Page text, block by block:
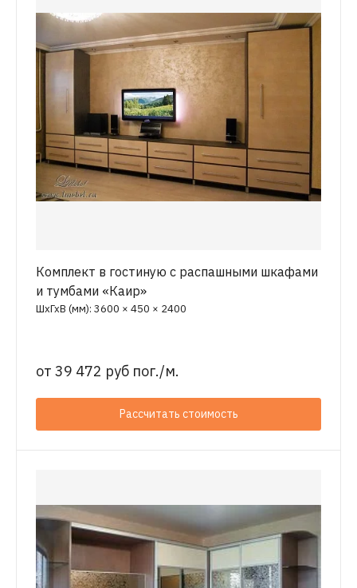
Комплект в гостиную с распашными шкафами
и тумбами «Каир»
ШхГхВ (мм): 3600 × 450 × 2400
от 39 472 руб пог./м.
Рассчитать стоимость